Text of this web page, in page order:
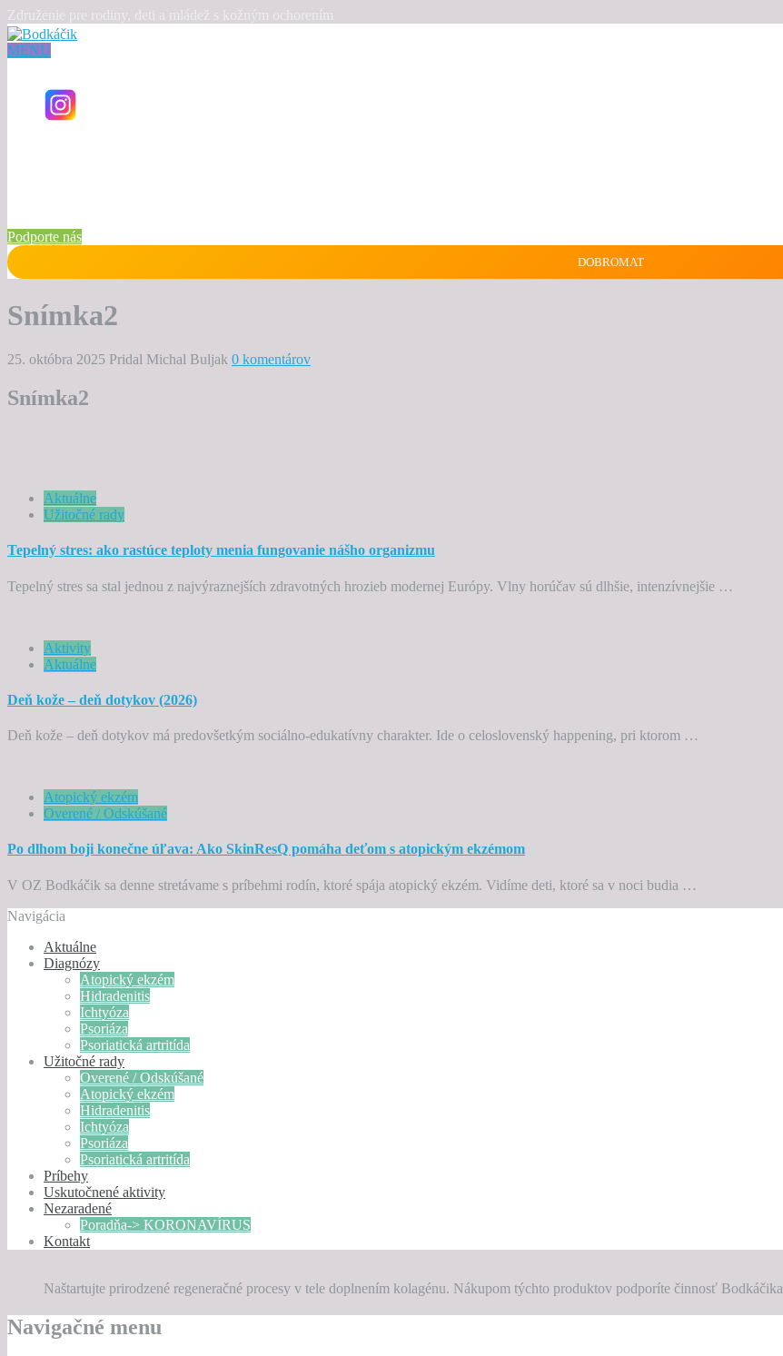
Združenie pre rodiny, deti a mládež s kožným ochorením
MENU
Podporte nás
DOBROMAT
Snímka2
25. októbra 2025 Pridal Michal Buljak 0 komentárov
Snímka2
Aktuálne
Užitočné rady
Tepelný stres: ako rastúce teploty menia fungovanie nášho organizmu
Tepelný stres sa stal jednou z najvýraznejších zdravotných hrozieb modernej Európy. Vlny horúčav sú dlhšie, intenzívnejšie …
Aktivity
Aktuálne
Deň kože – deň dotykov (2026)
Deň kože – deň dotykov má predovšetkým sociálno-edukatívny charakter. Ide o celoslovenský happening, pri ktorom …
Atopický ekzém
Overené / Odskúšané
Po dlhom boji konečne úľava: Ako SkinResQ pomáha deťom s atopickým ekzémom
V OZ Bodkáčik sa denne stretávame s príbehmi rodín, ktoré spája atopický ekzém. Vidíme deti, ktoré sa v noci budia …
Navigácia
Aktuálne
Diagnózy
Atopický ekzém
Hidradenitis
Ichtyóza
Psoriáza
Psoriatická artritída
Užitočné rady
Overené / Odskúšané
Atopický ekzém
Hidradenitis
Ichtyóza
Psoriáza
Psoriatická artritída
Príbehy
Uskutočnené aktivity
Nezaradené
Poradňa-> KORONAVÍRUS
Kontakt
Naštartujte prirodzené regeneračné procesy v tele doplnením kolagénu. Nákupom týchto produktov podporíte činnosť Bodkáčika
Navigačné menu